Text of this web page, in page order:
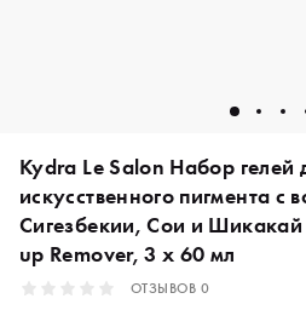
Kydra Le Salon Набор гелей
искусственного пигмента с
Сигезбекии, Сои и
up Remover, 3 x 60 мл
ОТЗЫВОВ 0